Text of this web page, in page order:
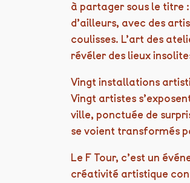
à partager sous le titre :
d’ailleurs, avec des
coulisses. L’art des
révéler des lieux
Vingt installations
Vingt artistes
ville, ponctuée de
se voient transformés
Le F Tour, c’est un
créativité artistique